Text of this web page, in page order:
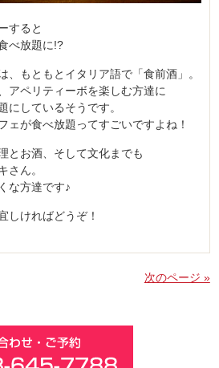
すると
べ放題に!?
、もともとイタリア語で「食前酒」。
アペリティーボを楽しむ方達に
にしているそうです。
ェが食べ放題ってすごいですよね！
とお酒、そして文化までも
さん。
な方達です♪
しければどうぞ！
次のページ »